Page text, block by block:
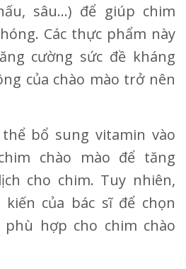
sâu…) để giúp chim
Các thực phẩm này
cường sức đề kháng
của chào mào trở nên
bổ sung vitamin vào
chào mào để tăng
cho chim. Tuy nhiên,
của bác sĩ để chọn
phù hợp cho chim chào